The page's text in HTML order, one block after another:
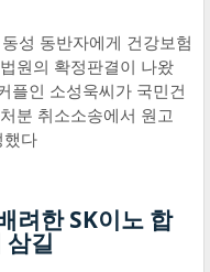
성 동반자에게 건강보험
원의 확정판결이 나왔
플인 소성욱씨가 국민건
분 취소소송에서 원고
했다
려한 SK이노 합
길